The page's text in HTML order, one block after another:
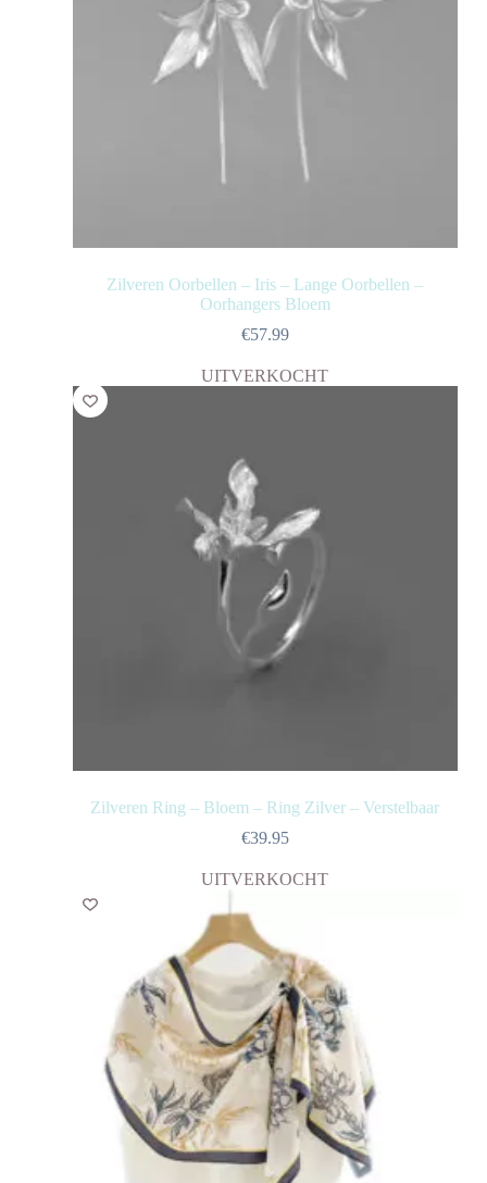
Zilveren Oorbellen – Iris – Lange Oorbellen –
Oorhangers Bloem
€57.99
UITVERKOCHT
Zilveren Ring – Bloem – Ring Zilver – Verstelbaar
€39.95
UITVERKOCHT